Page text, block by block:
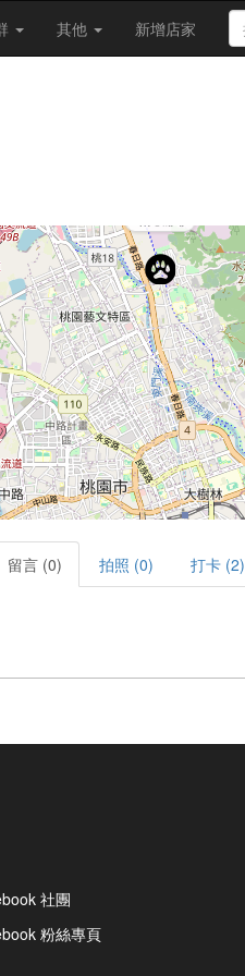
其他 新增店家
留言 (0) 拍照 (0) 打卡 (2)
社團
粉絲專頁